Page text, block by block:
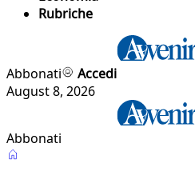
Rubriche
Abbonati
Accedi
August 8, 2026
Abbonati